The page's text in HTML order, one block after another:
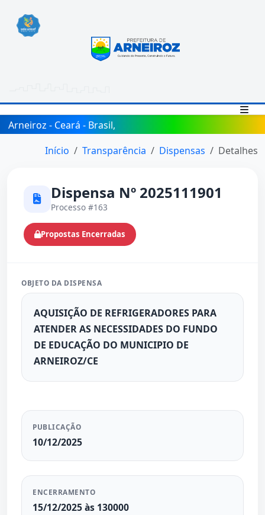
Arneiroz - Ceará - Brasil,
Início
Transparência Dispensas Detalhes
Dispensa Nº 2025111901
Processo #163
Propostas Encerradas
OBJETO DA DISPENSA
AQUISIÇÃO DE REFRIGERADORES PARA
ATENDER AS NECESSIDADES DO FUNDO
DE EDUCAÇÃO DO MUNICIPIO DE
ARNEIROZ/CE
PUBLICAÇÃO
10/12/2025
ENCERRAMENTO
15/12/2025 às 130000